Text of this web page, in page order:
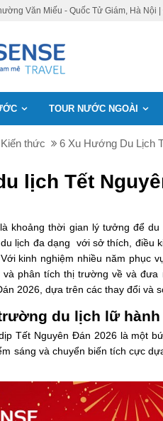
Văn Miếu - Quốc Tử Giám, Hà Nội |
TOUR NƯỚC NGOÀI
Kiến thức 6 Xu Hướng Du Lịch
lịch Tết
khoảng thời gian lý tưởng để
lịch đa dạng với sở thích, điều
kinh nghiệm nhiều năm phục
và phân tích thị trường về và
2026, dựa trên các thay đổi và
du lịch lữ hành
Tết Nguyên Đán 2026 là một
sáng và chuyển biến tích cực